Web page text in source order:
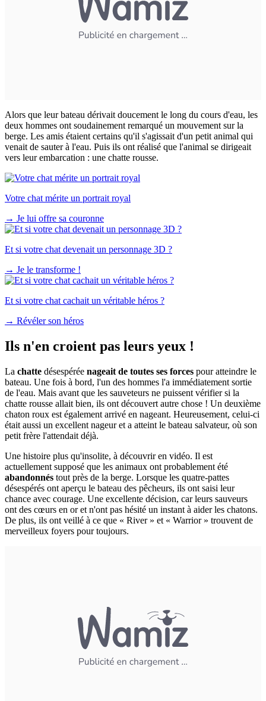
Alors que leur bateau dérivait doucement le long du cours d'eau, les
deux hommes ont soudainement remarqué un mouvement sur la
berge. Les amis étaient certains qu'il s'agissait d'un petit animal qui
venait de sauter à l'eau. Puis ils ont réalisé que l'animal se dirigeait
vers leur embarcation : une chatte rousse.
Votre chat mérite un portrait royal
→ Je lui offre sa couronne
Et si votre chat devenait un personnage 3D ?
→ Je le transforme !
Et si votre chat cachait un véritable héros ?
→ Révéler son héros
Ils n'en croient pas leurs yeux !
La chatte désespérée nageait de toutes ses forces pour atteindre le
bateau. Une fois à bord, l'un des hommes l'a immédiatement sortie
de l'eau. Mais avant que les sauveteurs ne puissent vérifier si la
chatte rousse allait bien, ils ont découvert autre chose ! Un deuxième
chaton roux est également arrivé en nageant. Heureusement, celui-ci
était aussi un excellent nageur et a atteint le bateau salvateur, où son
petit frère l'attendait déjà.
Une histoire plus qu'insolite, à découvrir en vidéo. Il est
actuellement supposé que les animaux ont probablement été
abandonnés tout près de la berge. Lorsque les quatre-pattes
désespérés ont aperçu le bateau des pêcheurs, ils ont saisi leur
chance avec courage. Une excellente décision, car leurs sauveurs
ont des cœurs en or et n'ont pas hésité un instant à aider les chatons.
De plus, ils ont veillé à ce que « River » et « Warrior » trouvent de
merveilleux foyers pour toujours.